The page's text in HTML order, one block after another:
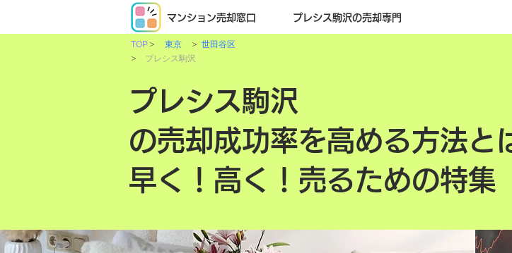
マンション売却窓口 プレシス駒沢の売却専門
TOP > 東京 > 世田谷区
> プレシス駒沢
プレシス駒沢
の売却成功率を高める方法と
早く！高く！売るための特集